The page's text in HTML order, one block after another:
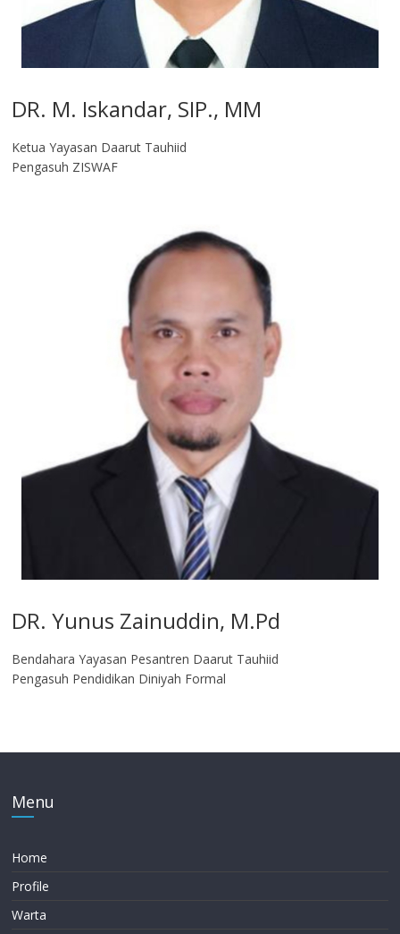
DR. M. Iskandar, SIP., MM
Ketua Yayasan Daarut Tauhiid
Pengasuh ZISWAF
DR. Yunus Zainuddin, M.Pd
Bendahara Yayasan Pesantren Daarut Tauhiid
Pengasuh Pendidikan Diniyah Formal
Menu
Home
Profile
Warta